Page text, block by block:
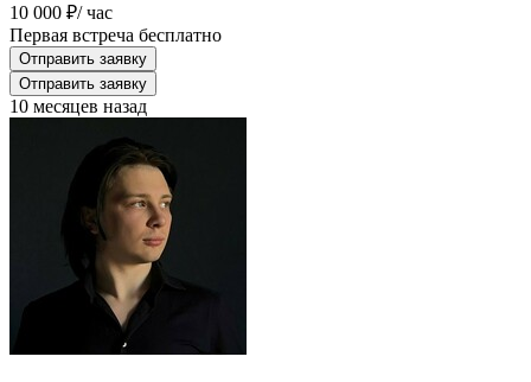
10 000 ₽/ час
Первая встреча бесплатно
Отправить заявку
Отправить заявку
10 месяцев назад